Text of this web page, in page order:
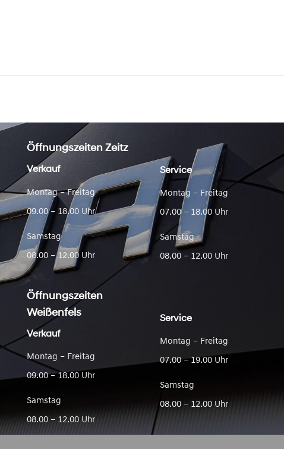
Öffnungszeiten Zeitz
Verkauf
Montag – Freitag
09.00 – 18.00 Uhr
Samstag
08.00 – 12.00 Uhr
Öffnungszeiten
Weißenfels
Verkauf
Montag – Freitag
09.00 – 18.00 Uhr
Samstag
08.00 – 12.00 Uhr
Service
Montag – Freitag
07.00 – 18.00 Uhr
Samstag
08.00 – 12.00 Uhr
Service
Montag – Freitag
07.00 – 19.00 Uhr
Samstag
08.00 – 12.00 Uhr